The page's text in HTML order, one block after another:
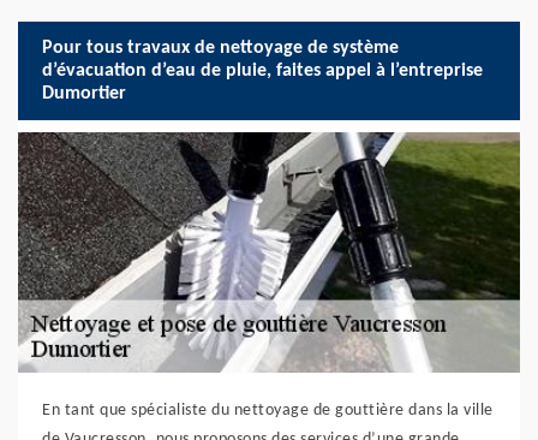
Pour tous travaux de nettoyage de système
d’évacuation d’eau de pluie, faites appel à l’entreprise
Dumortier
En tant que spécialiste du nettoyage de gouttière dans la ville